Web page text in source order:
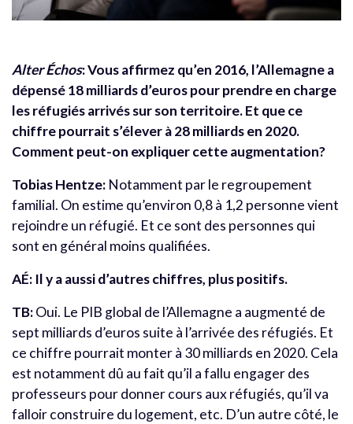
Alter Échos: Vous affirmez qu’en 2016, l’Allemagne a
dépensé 18 milliards d’euros pour prendre en charge
les réfugiés arrivés sur son territoire. Et que ce
chiffre pourrait s’élever à 28 milliards en 2020.
Comment peut-on expliquer cette augmentation?
Tobias Hentze: Notamment par le regroupement
familial. On estime qu’environ 0,8 à 1,2 personne vient
rejoindre un réfugié. Et ce sont des personnes qui
sont en général moins qualifiées.
AÉ: Il y a aussi d’autres chiffres, plus positifs.
TB:Oui. Le PIB global de l’Allemagne a augmenté de
sept milliards d’euros suite à l’arrivée des réfugiés. Et
ce chiffre pourrait monter à 30 milliards en 2020. Cela
est notamment dû au fait qu’il a fallu engager des
professeurs pour donner cours aux réfugiés, qu’il va
falloir construire du logement, etc. D’un autre côté, le